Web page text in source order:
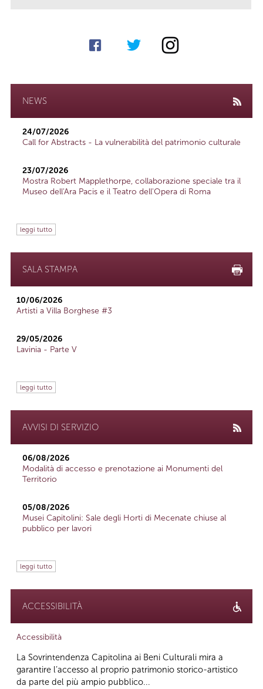
NEWS
24/07/2026
Call for Abstracts - La vulnerabilità del patrimonio culturale
23/07/2026
Mostra Robert Mapplethorpe, collaborazione speciale tra il
Museo dell'Ara Pacis e il Teatro dell'Opera di Roma
leggi tutto
SALA STAMPA
10/06/2026
Artisti a Villa Borghese #3
29/05/2026
Lavinia - Parte V
leggi tutto
AVVISI DI SERVIZIO
06/08/2026
Modalità di accesso e prenotazione ai Monumenti del
Territorio
05/08/2026
Musei Capitolini: Sale degli Horti di Mecenate chiuse al
pubblico per lavori
leggi tutto
ACCESSIBILITÀ
Accessibilità
La Sovrintendenza Capitolina ai Beni Culturali mira a
garantire l’accesso al proprio patrimonio storico-artistico
da parte del più ampio pubblico...